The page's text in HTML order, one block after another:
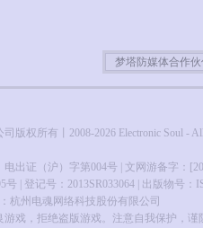
梦塔防媒体合作
版权所有丨2008-2026 Electronic Soul - All
出证（沪）字第004号 | 文网游备字：
| 登记号：2013SR033064 | 出版物号：
杭州电魂网络科技股份有限公司
游戏，拒绝盗版游戏。注意自我保护，